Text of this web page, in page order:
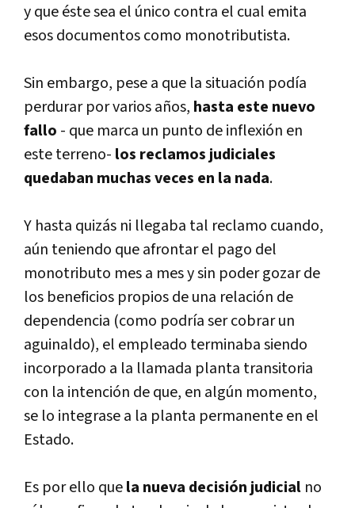
y que éste sea el único contra el cual emita
esos documentos como monotributista.
Sin embargo, pese a que la situación podía
perdurar por varios años, hasta este nuevo
fallo - que marca un punto de inflexión en
este terreno- los reclamos judiciales
quedaban muchas veces en la nada.
Y hasta quizás ni llegaba tal reclamo cuando,
aún teniendo que afrontar el pago del
monotributo mes a mes y sin poder gozar de
los beneficios propios de una relación de
dependencia (como podría ser cobrar un
aguinaldo), el empleado terminaba siendo
incorporado a la llamada planta transitoria
con la intención de que, en algún momento,
se lo integrase a la planta permanente en el
Estado.
Es por ello quela nueva decisión judicial no